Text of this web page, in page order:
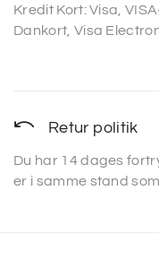
Kredit Kort: Visa,
Dankort, Visa
Retur politik
Du har 14 dages
er i samme stand